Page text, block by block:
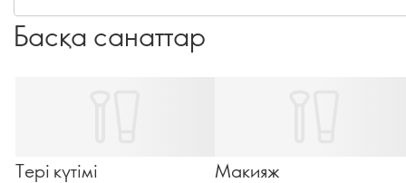
тері күтімі жөніндегі сарапшылар панеліне жүгіндік
және кейбір жанды сұрақтарға жауап іздедік!
Басқа санаттар
Тері күтімі Макияж